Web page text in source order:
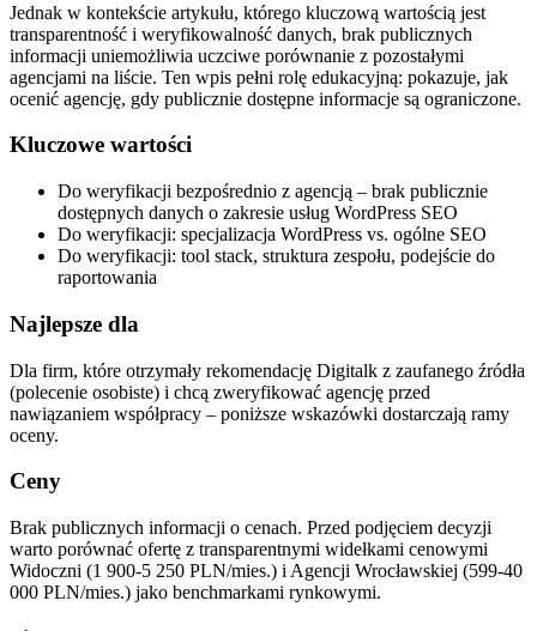
Jednak w kontekście artykułu, którego kluczową wartością jest
transparentność i weryfikowalność danych, brak publicznych
informacji uniemożliwia uczciwe porównanie z pozostałymi
agencjami na liście. Ten wpis pełni rolę edukacyjną: pokazuje, jak
ocenić agencję, gdy publicznie dostępne informacje są ograniczone.
Kluczowe wartości
Do weryfikacji bezpośrednio z agencją – brak publicznie
dostępnych danych o zakresie usług WordPress SEO
Do weryfikacji: specjalizacja WordPress vs. ogólne SEO
Do weryfikacji: tool stack, struktura zespołu, podejście do
raportowania
Najlepsze dla
Dla firm, które otrzymały rekomendację Digitalk z zaufanego źródła
(polecenie osobiste) i chcą zweryfikować agencję przed
nawiązaniem współpracy – poniższe wskazówki dostarczają ramy
oceny.
Ceny
Brak publicznych informacji o cenach. Przed podjęciem decyzji
warto porównać ofertę z transparentnymi widełkami cenowymi
Widoczni (1 900-5 250 PLN/mies.) i Agencji Wrocławskiej (599-40
000 PLN/mies.) jako benchmarkami rynkowymi.